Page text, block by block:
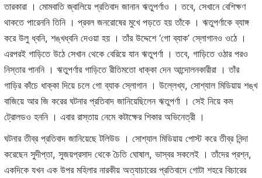
তারকারা । মোমবাতি জ্বালিয়ে প্রতিবাদ জানান ঋতুপর্ণাও । তবে, সেখানে বেশিক্ষণ
থাকতে পারেননি তিনি । প্রবল জনরোষের মুখে পড়তে হয় তাঁকে । ঋতুপর্ণাকে ব্যাঙ্গ
করে উলু ধ্বনি, শঙ্খধ্বনি দেওয়া হয় । তাঁর উদ্দেশে ‘গো ব্যাক’ স্লোগানও ওঠে ।
এরপরই গাড়িতে উঠে সেখান থেকে বেরিয়ে যান ঋতুপর্ণা । তবে, গাড়িতে ওঠার পরও
নিস্তার পাননি । ঋতুপর্ণার গাড়িতে রীতিমতো ধাক্কা দেন আন্দোলনকারীরা । তাঁর
গাড়ির কাঁচে ধাক্কা দিয়ে চলে গো ব্যাক স্লোগান । উল্লেখ্য, সোশ্যাল মিডিয়ায় শঙ্খ
বাজিয়ে আর জি করের ঘটনার প্রতিবাদ জানিয়েছিলেন ঋতুপর্ণা । সেই নিয়ে কম
ট্রোলডও হননি । এবার রাস্তায় নেমে কটাক্ষের শিকার অভিনেত্রী ।
ঘটনার তীব্র প্রতিবাদ জানিয়েছে টলিউড । সোশ্যাল মিডিয়ায় পোস্ট করে তীব্র নিন্দা
করেছেন সুদীপ্তা, সুজয়প্রসাদ থেকে চৈতি ঘোষাল, ভাস্বর সকলেই । তাঁদের প্রশ্ন,
একদিকে যখন এক উপর মহিলার নারকীয় অত্যাচারের প্রতিবাদে গোটা শহরে বিচারের